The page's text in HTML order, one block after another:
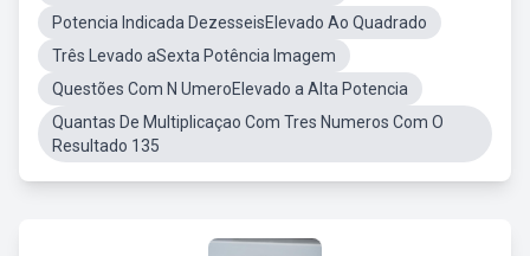
Potencia Indicada DezesseisElevado Ao Quadrado
Três Levado aSexta Potência Imagem
Questões Com N UmeroElevado a Alta Potencia
Quantas De Multiplicaçao Com Tres Numeros Com O
Resultado 135